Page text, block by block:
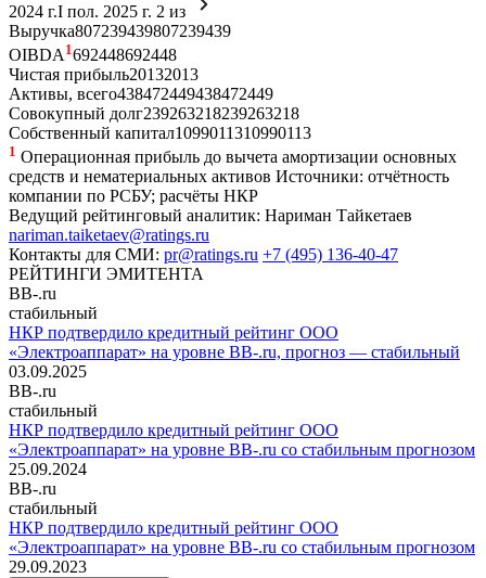
2024 г.I пол. 2025 г. 2 из
Выручка807239439807239439
OIBDA 1692448692448
Чистая прибыль20132013
Активы, всего438472449438472449
Совокупный долг239263218239263218
Собственный капитал1099011310990113
1 Операционная прибыль до вычета амортизации основных
средств и нематериальных активов Источники: отчётность
компании по РСБУ; расчёты НКР
Ведущий рейтинговый аналитик: Нариман Тайкетаев
nariman.taiketaev@ratings.ru
Контакты для СМИ: pr@ratings.ru +7 (495) 136-40-47
РЕЙТИНГИ ЭМИТЕНТА
BB-.ru
стабильный
НКР подтвердило кредитный рейтинг ООО
«Электроаппарат» на уровне BB-.ru, прогноз — стабильный
03.09.2025
BB-.ru
стабильный
НКР подтвердило кредитный рейтинг ООО
«Электроаппарат» на уровне BB-.ru со стабильным прогнозом
25.09.2024
BB-.ru
стабильный
НКР подтвердило кредитный рейтинг ООО
«Электроаппарат» на уровне BB-.ru со стабильным прогнозом
29.09.2023